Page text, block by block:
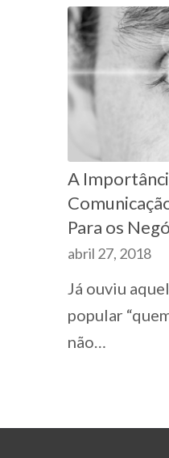
A
Para os
abril 27, 2018
Já ouviu
popular
não…